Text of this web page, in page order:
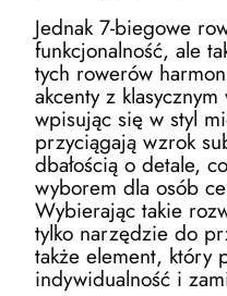
Jednak 7-biegowe
funkcjonalność, ale
tych rowerów
akcenty z
wpisując się w styl
przyciągają wzrok
dbałością o detale,
wyborem dla osób
Wybierając takie
tylko narzędzie do
także element, który
indywidualność i